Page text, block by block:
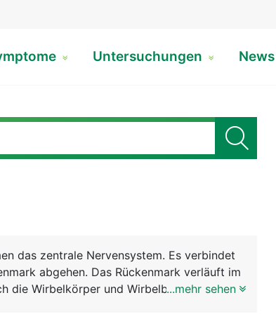
Untersuchungen News
das zentrale Nervensystem. Es verbindet
abgehen. Das Rückenmark verläuft im
die Wirbelkörper und Wirbelbögen...mehr sehen